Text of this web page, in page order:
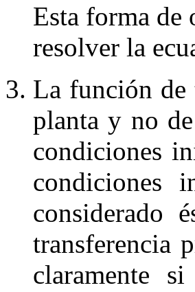
Esta forma de
resolver la
La función de
planta y no
condiciones
condiciones
considerado
transferencia
claramente